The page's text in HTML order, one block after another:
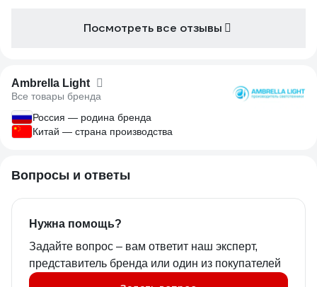
Посмотреть все отзывы
Ambrella Light
Все товары бренда
Россия — родина бренда
Китай — страна производства
Вопросы и ответы
Нужна помощь?
Задайте вопрос – вам ответит наш эксперт,
представитель бренда или один из покупателей